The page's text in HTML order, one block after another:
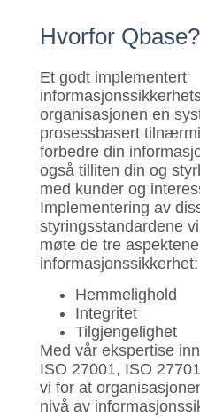
Hvorfor Qbase?
Et godt implementert
organisasjonen en
prosessbasert
forbedre din
også tilliten din og
med kunder og
Implementering av
styringsstandardene
møte de tre
informasjonssikkerhet:
Hemmelighold
Integritet
Tilgjengelighet
Med vår ekspertise
ISO 27001, ISO
vi for at
nivå av